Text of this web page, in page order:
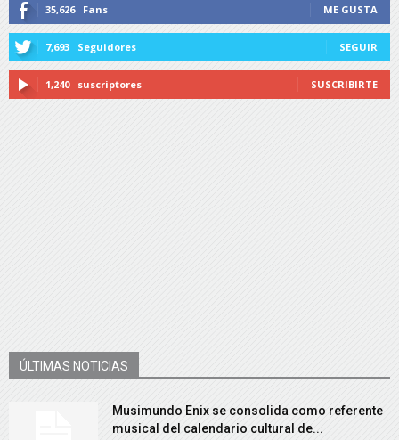
35,626 Fans ME GUSTA
7,693 Seguidores SEGUIR
1,240 suscriptores SUSCRIBIRTE
ÚLTIMAS NOTICIAS
Musimundo Enix se consolida como referente
musical del calendario cultural de...